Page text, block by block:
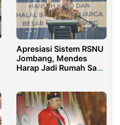
Apresiasi Sistem RSNU
Jombang, Mendes
Harap Jadi Rumah Sakit